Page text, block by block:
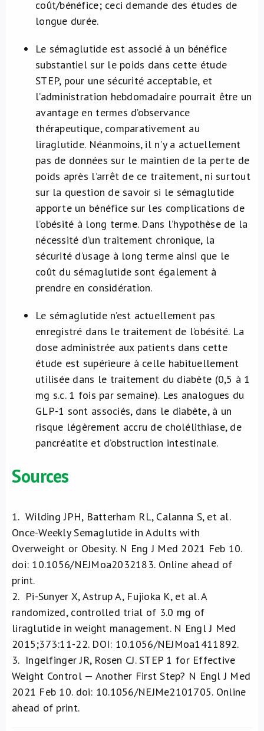
coût/bénéfice; ceci demande des études de
longue durée.
Le sémaglutide est associé à un bénéfice
substantiel sur le poids dans cette étude
STEP, pour une sécurité acceptable, et
l’administration hebdomadaire pourrait être un
avantage en termes d’observance
thérapeutique, comparativement au
liraglutide. Néanmoins, il n’y a actuellement
pas de données sur le maintien de la perte de
poids après l’arrêt de ce traitement, ni surtout
sur la question de savoir si le sémaglutide
apporte un bénéfice sur les complications de
l’obésité à long terme. Dans l’hypothèse de la
nécessité d’un traitement chronique, la
sécurité d’usage à long terme ainsi que le
coût du sémaglutide sont également à
prendre en considération.
Le sémaglutide n’est actuellement pas
enregistré dans le traitement de l’obésité. La
dose administrée aux patients dans cette
étude est supérieure à celle habituellement
utilisée dans le traitement du diabète (0,5 à 1
mg s.c. 1 fois par semaine). Les analogues du
GLP-1 sont associés, dans le diabète, à un
risque légèrement accru de cholélithiase, de
pancréatite et d’obstruction intestinale.
Sources
1. Wilding JPH, Batterham RL, Calanna S, et al.
Once-Weekly Semaglutide in Adults with
Overweight or Obesity. N Eng J Med 2021 Feb 10.
doi: 10.1056/NEJMoa2032183. Online ahead of
print.
2. Pi-Sunyer X, Astrup A, Fujioka K, et al. A
randomized, controlled trial of 3.0 mg of
liraglutide in weight management. N Engl J Med
2015;373:11-22. DOI: 10.1056/NEJMoa1411892.
3. Ingelfinger JR, Rosen CJ. STEP 1 for Effective
Weight Control — Another First Step? N Engl J Med
2021 Feb 10. doi: 10.1056/NEJMe2101705. Online
ahead of print.